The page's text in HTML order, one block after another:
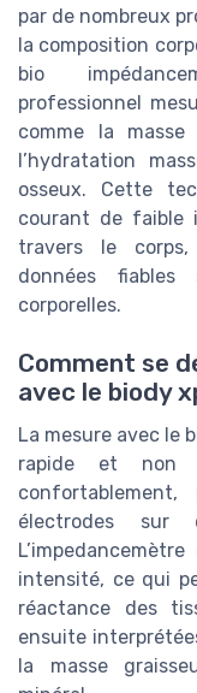
par de nombreux
la composition
bio
professionnel
comme la masse
l’hydratation
osseux. Cette
courant de faible
travers le
données
corporelles.
Comment se
avec le biody
La mesure avec le
rapide et non
électrodes sur
intensité, ce qui
réactance des
ensuite
la masse